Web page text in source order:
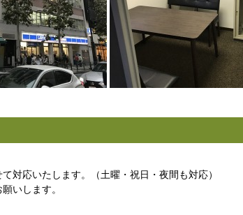
対応いたします。（土曜・祝日・夜間も対応）
いします。